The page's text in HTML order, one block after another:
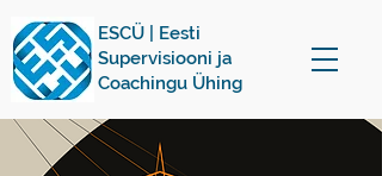
ESCÜ | Eesti
Supervisiooni ja
Coachingu Ühing